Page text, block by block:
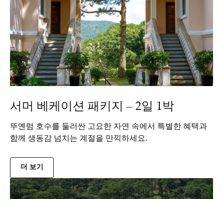
서머 베케이션 패키지 – 2일 1박
뚜옌럼 호수를 둘러싼 고요한 자연 속에서 특별한 혜택과
함께 생동감 넘치는 계절을 만끽하세요.
더 보기